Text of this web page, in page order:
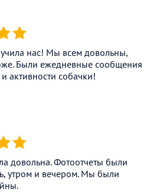
(*)
нас! Мы всем довольны,
Были ежедневные сообщения
активности собачки!
(*)
довольна. Фотоотчеты были
утром и вечером. Мы были